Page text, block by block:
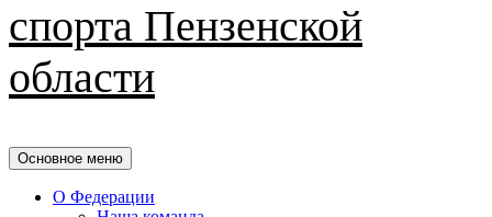
спорта Пензенской
области
Основное меню
О Федерации